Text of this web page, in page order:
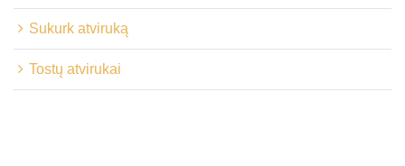
Sukurk atviruką
Tostų atvirukai